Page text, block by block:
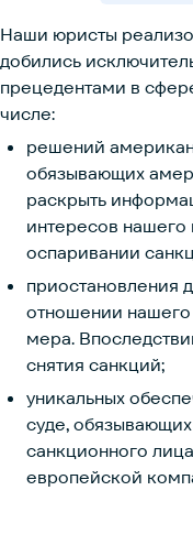
Наши юристы
добились
прецедентами в
числе:
решений
обязывающих
раскрыть
интересов нашего
оспаривании
приостановления
отношении нашего
мера.
снятия санкций;
уникальных
суде,
санкционного
европейской